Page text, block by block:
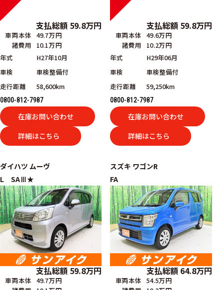
支払総額 59.8万円
車両本体 49.7万円
諸費用
10.1万円
年式
H27年10月
車検
車検整備付
走行距離
58,600km
0800-812-7987
在庫お問い合わせ
詳細はこちら
支払総額 59.8万円
車両本体 49.6万円
諸費用
10.2万円
年式
H29年06月
車検
車検整備付
走行距離
59,250km
0800-812-7987
在庫お問い合わせ
詳細はこちら
ダイハツ ムーヴ
L SAⅢ★
支払総額 59.8万円
車両本体 49.7万円
スズキ ワゴンR
FA
支払総額 64.8万円
車両本体 54.5万円